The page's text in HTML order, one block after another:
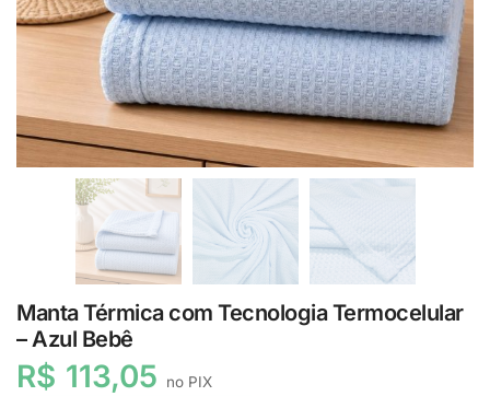
Manta Térmica com Tecnologia Termocelular
– Azul Bebê
R$ 113,05 no PIX